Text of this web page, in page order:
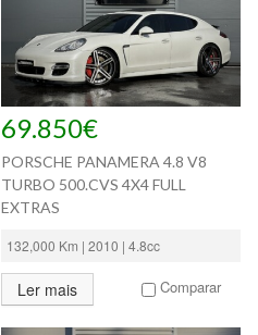
69.850€
PORSCHE PANAMERA 4.8 V8
TURBO 500.CVS 4X4 FULL
EXTRAS
132,000 Km | 2010 | 4.8cc
Ler mais Comparar